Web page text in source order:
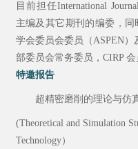
目前担任International
主编及其它期刊的编委，
学会委员会委员（ASPEN）
部委员会常务委员， CIRP 会
特邀报告
超精密磨削的理论与仿
(Theoretical and Simulation
Technology）